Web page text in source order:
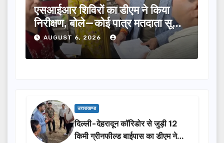
का डीएम ने किया
पात्र मतदाता सूची
तीलू रौतेली पुरस्कार के
का चयन, 35 आंगनबाड़ी
होंगी सम्मानित…
AUGUST 6, 2026
उत्तराखण्ड
दिल्ली-देहरादून कॉरिडोर से जुड़ी 12
किमी ग्रीनफील्ड बाईपास का डीएम ने